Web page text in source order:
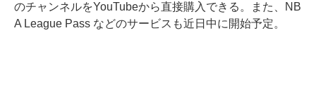
のチャンネルをYouTubeから直接購入できる。また、NB
A League Pass などのサービスも近日中に開始予定。